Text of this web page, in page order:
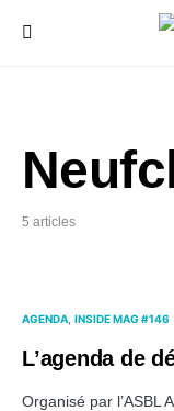
5 articles
AGENDA INSIDE MAG #146
L’agenda de
Organisé par l’ASBL